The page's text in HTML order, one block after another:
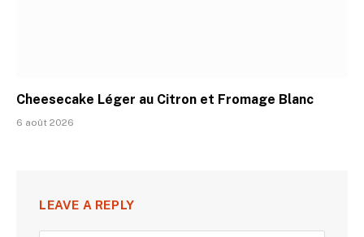
Cheesecake Léger au Citron et Fromage Blanc
6 août 2026
LEAVE A REPLY